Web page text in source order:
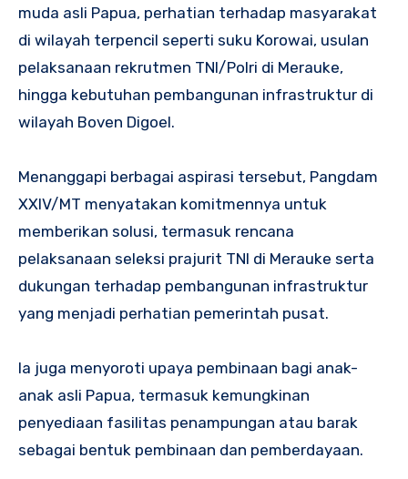
muda asli Papua, perhatian terhadap masyarakat
di wilayah terpencil seperti suku Korowai, usulan
pelaksanaan rekrutmen TNI/Polri di Merauke,
hingga kebutuhan pembangunan infrastruktur di
wilayah Boven Digoel.
Menanggapi berbagai aspirasi tersebut, Pangdam
XXIV/MT menyatakan komitmennya untuk
memberikan solusi, termasuk rencana
pelaksanaan seleksi prajurit TNI di Merauke serta
dukungan terhadap pembangunan infrastruktur
yang menjadi perhatian pemerintah pusat.
Ia juga menyoroti upaya pembinaan bagi anak-
anak asli Papua, termasuk kemungkinan
penyediaan fasilitas penampungan atau barak
sebagai bentuk pembinaan dan pemberdayaan.